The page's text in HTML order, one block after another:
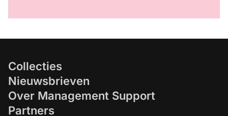
Collecties
Nieuwsbrieven
Over Management Support
Partners